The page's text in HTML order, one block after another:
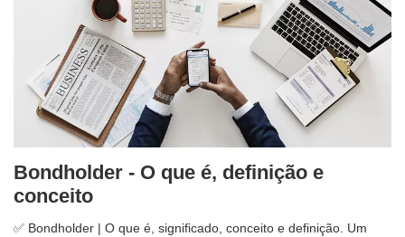
Bondholder - O que é, definição e
conceito
✅ Bondholder | O que é, significado, conceito e definição. Um